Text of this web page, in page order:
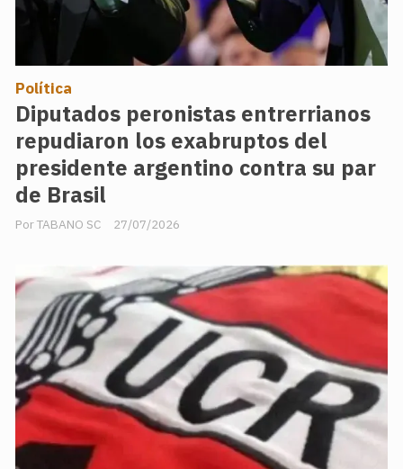
Diputados peronistas entrerrianos
repudiaron los exabruptos del
presidente argentino contra su par
de Brasil
TABANO SC
Política
27/07/2026